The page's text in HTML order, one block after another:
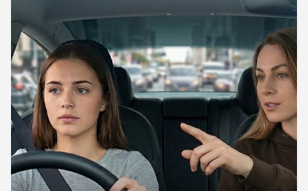
ФІЛІЇ
КОНТАКТИ
ВІДГУКИ
ЦІНИ
ГРАФІК